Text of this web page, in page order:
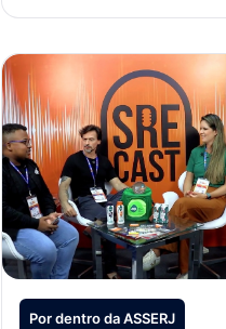
Por dentro da ASSERJ